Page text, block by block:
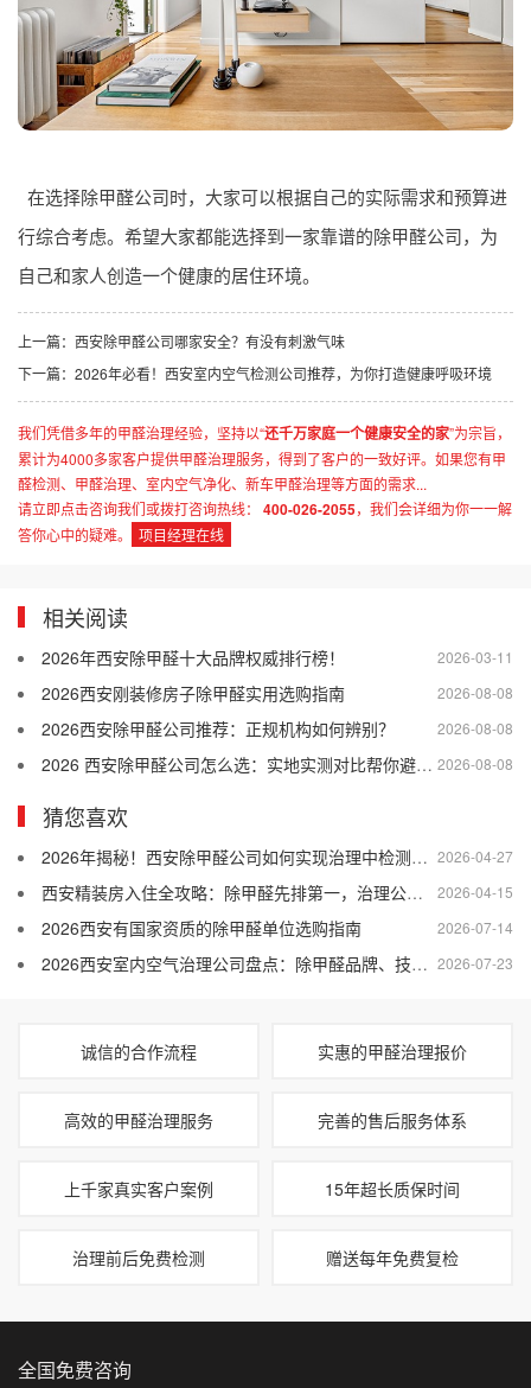
在选择除甲醛公司时，大家可以根据自己的实际需求和预算进
行综合考虑。希望大家都能选择到一家靠谱的除甲醛公司，为
自己和家人创造一个健康的居住环境。
上一篇： 西安除甲醛公司哪家安全？有没有刺激气味
下一篇： 2026年必看！西安室内空气检测公司推荐，为你打造健康呼吸环境
我们凭借多年的甲醛治理经验，坚持以“还千万家庭一个健康安全的家”为宗旨，
累计为4000多家客户提供甲醛治理服务，得到了客户的一致好评。如果您有甲
醛检测、甲醛治理、室内空气净化、新车甲醛治理等方面的需求...
请立即点击咨询我们或拨打咨询热线：
400-026-2055，我们会详细为你一一解
答你心中的疑难。
项目经理在线
相关阅读
2026-03-11
2026年西安除甲醛十大品牌权威排行榜！
2026-08-08
2026西安刚装修房子除甲醛实用选购指南
2026-08-08
2026西安除甲醛公司推荐：正规机构如何辨别？
2026-08-08
2026 西安除甲醛公司怎么选：实地实测对比帮你避开差商家
猜您喜欢
2026-04-27
2026年揭秘！西安除甲醛公司如何实现治理中检测更实时效果？
2026-04-15
西安精装房入住全攻略：除甲醛先排第一，治理公司怎么选才不踩坑
2026-07-14
2026西安有国家资质的除甲醛单位选购指南
2026-07-23
2026西安室内空气治理公司盘点：除甲醛品牌、技术与售后全面对比
诚信的合作流程 实惠的甲醛治理报价
高效的甲醛治理服务 完善的售后服务体系
上千家真实客户案例 15年超长质保时间
治理前后免费检测 赠送每年免费复检
全国免费咨询